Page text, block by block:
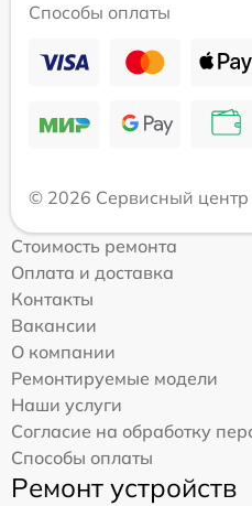
Способы оплаты
© 2026 Сервисный
Стоимость ремонта
Оплата и доставка
Контакты
Вакансии
О компании
Ремонтируемые модели
Наши услуги
Согласие на обработку
Способы оплаты
Ремонт устройств